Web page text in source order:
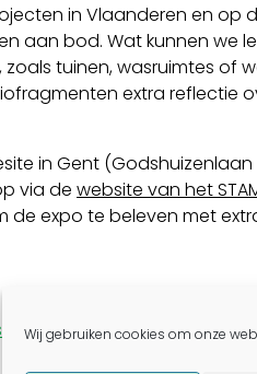
Wij gebruiken cookies om onze
in Vlaanderen en op
aan bod. Wat kunnen we
tuinen, wasruimtes of
extra reflectie
in Gent
via de website van het
de expo te beleven met
avond rond